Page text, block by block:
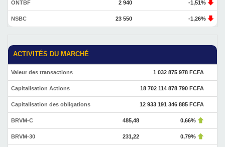
ONTBF 2 940 -1,51%
NSBC 23 550 -1,26%
ACTIVITÉS DU MARCHÉ
Valeur des transactions 1 032 875 978 FCFA
Capitalisation Actions 18 702 114 878 790 FCFA
Capitalisation des obligations 12 933 191 346 885 FCFA
BRVM-C 485,48 0,66%
BRVM-30 231,22 0,79%